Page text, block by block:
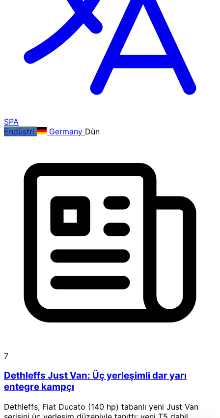
SPA
Endüstri
Germany Dün
7
Dethleffs Just Van: Üç yerleşimli dar yarı
entegre kampçı
Dethleffs, Fiat Ducato (140 hp) tabanlı yeni Just Van